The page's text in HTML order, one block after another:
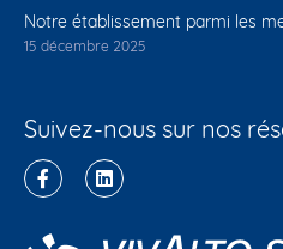
Notre établissement parmi les
15 décembre 2025
Suivez-nous sur nos